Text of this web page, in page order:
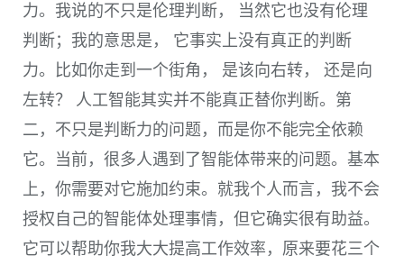
力。我说的不只是伦理判断， 当然它也没有伦理
判断；我的意思是， 它事实上没有真正的判断
力。比如你走到一个街角， 是该向右转， 还是向
左转？ 人工智能其实并不能真正替你判断。第
二，不只是判断力的问题，而是你不能完全依赖
它。当前，很多人遇到了智能体带来的问题。基本
上，你需要对它施加约束。就我个人而言，我不会
授权自己的智能体处理事情，但它确实很有助益。
它可以帮助你我大大提高工作效率，原来要花三个